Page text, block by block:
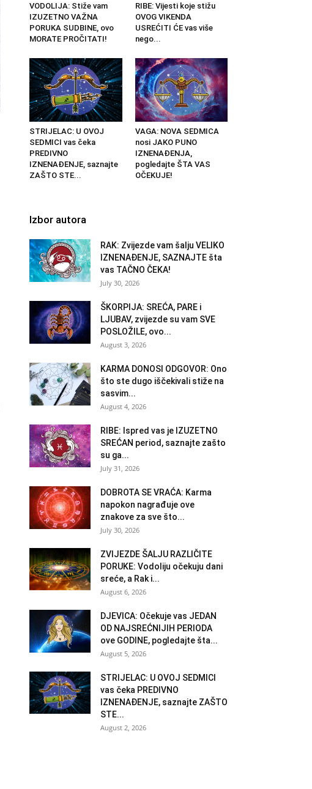
VODOLIJA: Stiže vam
IZUZETNO VAŽNA
PORUKA SUDBINE, ovo
MORATE PROČITATI!
RIBE: Vijesti koje stižu
OVOG VIKENDA
USREĆITI ĆE vas više
nego...
STRIJELAC: U OVOJ
SEDMICI vas čeka
PREDIVNO
IZNENAĐENJE, saznajte
ZAŠTO STE...
VAGA: NOVA SEDMICA
nosi JAKO PUNO
IZNENAĐENJA,
pogledajte ŠTA VAS
OČEKUJE!
Izbor autora
RAK: Zvijezde vam šalju VELIKO
IZNENAĐENJE, SAZNAJTE šta
vas TAČNO ČEKA!
July 30, 2026
ŠKORPIJA: SREĆA, PARE i
LJUBAV, zvijezde su vam SVE
POSLOŽILE, ovo...
August 3, 2026
KARMA DONOSI ODGOVOR: Ono
što ste dugo iščekivali stiže na
sasvim...
August 4, 2026
RIBE: Ispred vas je IZUZETNO
SREĆAN period, saznajte zašto
su ga...
July 31, 2026
DOBROTA SE VRAĆA: Karma
napokon nagrađuje ove
znakove za sve što...
July 30, 2026
ZVIJEZDE ŠALJU RAZLIČITE
PORUKE: Vodoliju očekuju dani
sreće, a Rak i...
August 6, 2026
DJEVICA: Očekuje vas JEDAN
OD NAJSREĆNIJIH PERIODA
ove GODINE, pogledajte šta...
August 5, 2026
STRIJELAC: U OVOJ SEDMICI
vas čeka PREDIVNO
IZNENAĐENJE, saznajte ZAŠTO
STE...
August 2, 2026